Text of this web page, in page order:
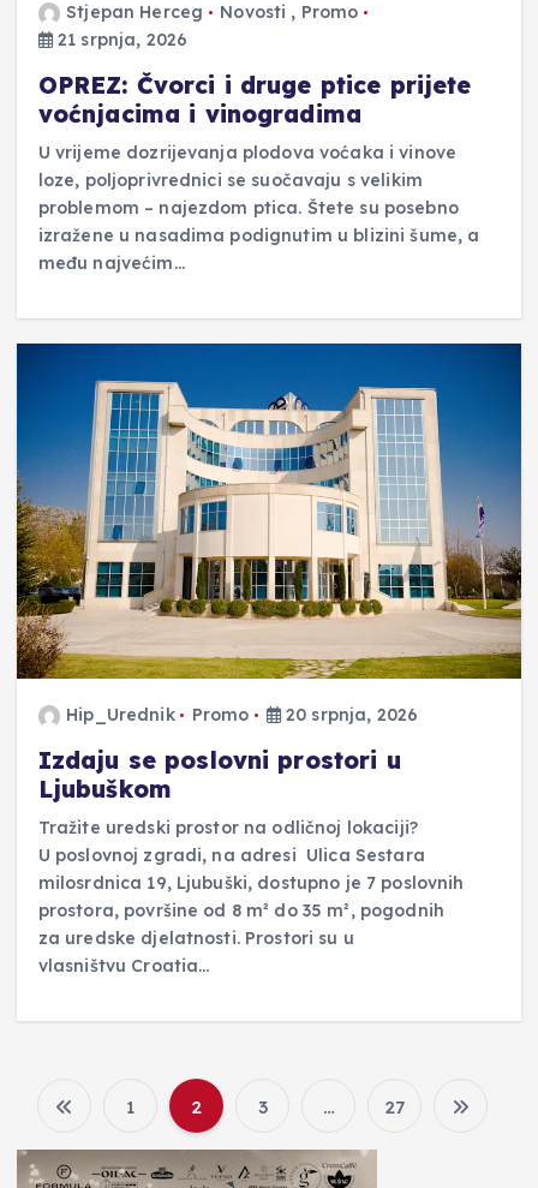
Stjepan Herceg Novosti , Promo
21 srpnja, 2026
OPREZ: Čvorci i druge ptice prijete
voćnjacima i vinogradima
U vrijeme dozrijevanja plodova voćaka i vinove
loze, poljoprivrednici se suočavaju s velikim
problemom – najezdom ptica. Štete su posebno
izražene u nasadima podignutim u blizini šume, a
među najvećim…
Hip_Urednik Promo 20 srpnja, 2026
Izdaju se poslovni prostori u
Ljubuškom
Tražite uredski prostor na odličnoj lokaciji?
U poslovnoj zgradi, na adresi Ulica Sestara
milosrdnica 19, Ljubuški, dostupno je 7 poslovnih
prostora, površine od 8 m² do 35 m², pogodnih
za uredske djelatnosti. Prostori su u
vlasništvu Croatia…
B
1 2 3 … 27